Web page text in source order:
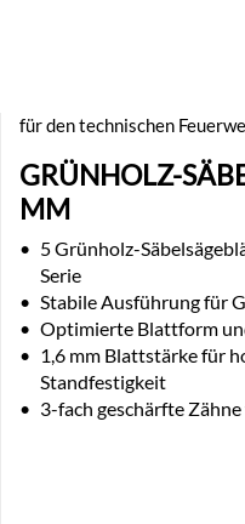
für den technischen
GRÜNHOLZ-
MM
• 5 Grünholz-
Serie
• Stabile Ausführung für
• Optimierte Blattform
• 1,6 mm Blattstärke für
Standfestigkeit
• 3-fach geschärfte